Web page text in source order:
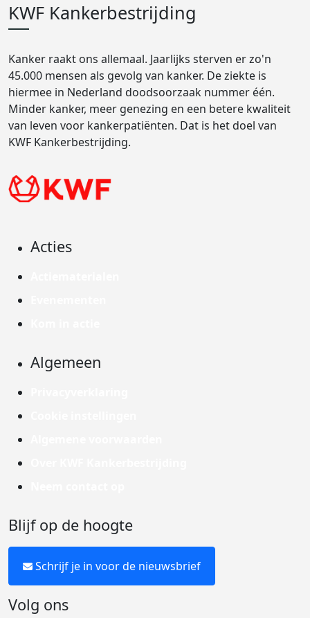
KWF Kankerbestrijding
Kanker raakt ons allemaal. Jaarlijks sterven er zo'n
45.000 mensen als gevolg van kanker. De ziekte is
hiermee in Nederland doodsoorzaak nummer één.
Minder kanker, meer genezing en een betere kwaliteit
van leven voor kankerpatiënten. Dat is het doel van
KWF Kankerbestrijding.
Acties
Algemeen
Blijf op de hoogte
Schrijf je in voor de nieuwsbrief
Volg ons